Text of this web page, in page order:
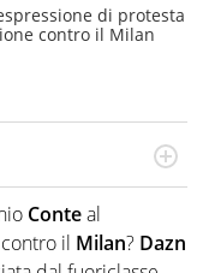
di protesta
contro il Milan
Sport segue anche
competenze e
HaBaWaBa, il più
al mondo
Conteal
il Milan? Dazn